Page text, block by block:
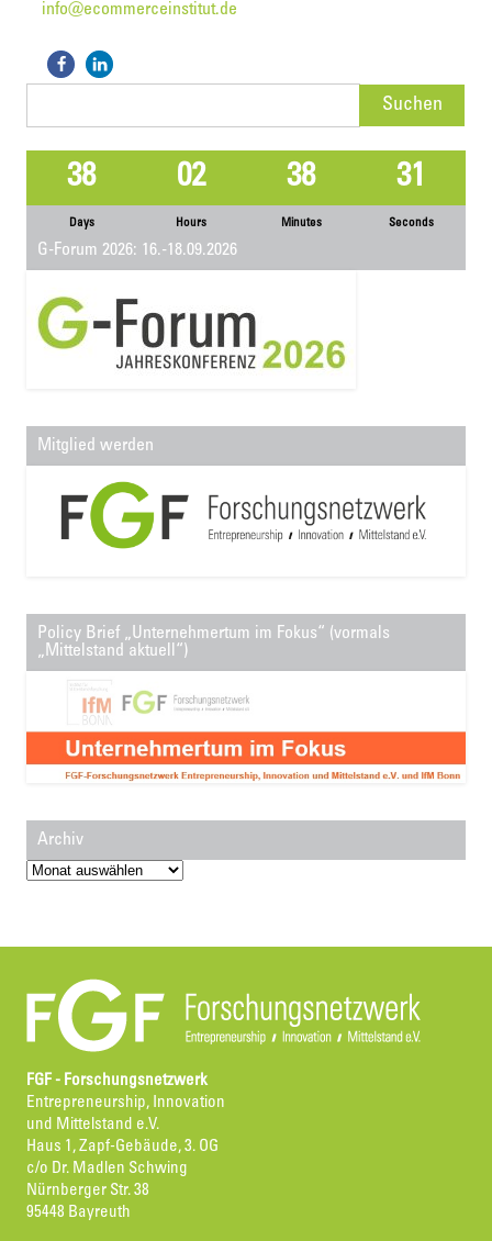
info@ecommerceinstitut.de
38
Days
02
Hours
38
Minutes
31
Seconds
G-Forum 2026: 16.-18.09.2026
Mitglied werden
Policy Brief „Unternehmertum im Fokus“ (vormals
„Mittelstand aktuell“)
Archiv
Archiv
FGF - Forschungsnetzwerk
Entrepreneurship, Innovation
und Mittelstand e.V.
Haus 1, Zapf-Gebäude, 3. OG
c/o Dr. Madlen Schwing
Nürnberger Str. 38
95448 Bayreuth